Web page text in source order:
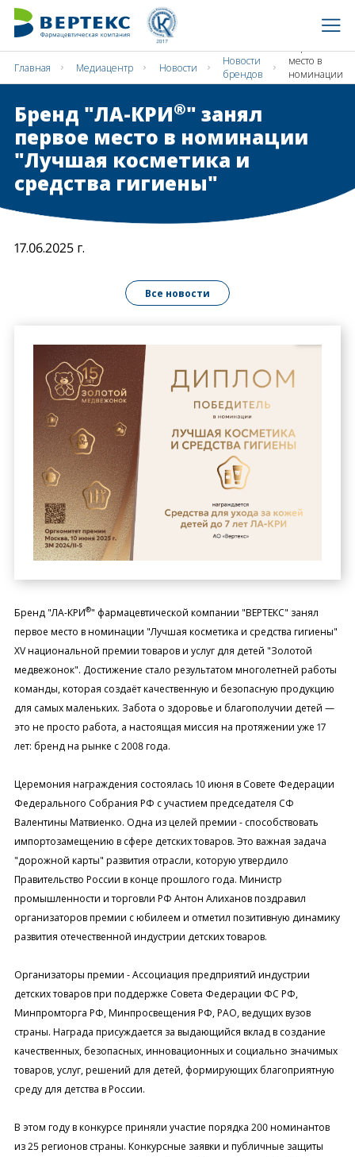
Главная Медиацентр Новости
Новости
брендов
место в
номинации
"Лучшая
Бренд "ЛА-КРИ®" занял
первое место в номинации
"Лучшая косметика и
средства гигиены"
17.06.2025 г.
Все новости
Бренд "ЛА-КРИ®" фармацевтической компании "ВЕРТЕКС" занял
первое место в номинации "Лучшая косметика и средства гигиены"
XV национальной премии товаров и услуг для детей "Золотой
медвежонок". Достижение стало результатом многолетней работы
команды, которая создаёт качественную и безопасную продукцию
для самых маленьких. Забота о здоровье и благополучии детей —
это не просто работа, а настоящая миссия на протяжении уже 17
лет: бренд на рынке с 2008 года.
Церемония награждения состоялась 10 июня в Совете Федерации
Федерального Собрания РФ с участием председателя СФ
Валентины Матвиенко. Одна из целей премии - способствовать
импортозамещению в сфере детских товаров. Это важная задача
"дорожной карты" развития отрасли, которую утвердило
Правительство России в конце прошлого года. Министр
промышленности и торговли РФ Антон Алиханов поздравил
организаторов премии с юбилеем и отметил позитивную динамику
развития отечественной индустрии детских товаров.
Организаторы премии - Ассоциация предприятий индустрии
детских товаров при поддержке Совета Федерации ФС РФ,
Минпромторга РФ, Минпросвещения РФ, РАО, ведущих вузов
cтраны. Награда присуждается за выдающийся вклад в создание
качественных, безопасных, инновационных и социально значимых
товаров, услуг, решений для детей, формирующих благоприятную
среду для детства в России.
В этом году в конкурсе приняли участие порядка 200 номинантов
из 25 регионов страны. Конкурсные заявки и публичные защиты